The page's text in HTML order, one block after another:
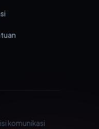
komunikasi